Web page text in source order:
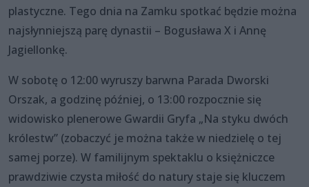
plastyczne. Tego dnia na Zamku spotkać będzie można
najsłynniejszą parę dynastii – Bogusława X i Annę
Jagiellonkę.
W sobotę o 12:00 wyruszy barwna Parada Dworski
Orszak, a godzinę później, o 13:00 rozpocznie się
widowisko plenerowe Gwardii Gryfa „Na styku dwóch
królestw” (zobaczyć je można także w niedzielę o tej
samej porze). W familijnym spektaklu o księżniczce
prawdziwie czysta miłość do natury staje się kluczem